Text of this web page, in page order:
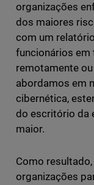
organizações
dos maiores
com um
funcionários em
remotamente
abordamos em
cibernética,
do escritório da
maior.
Como
organizações